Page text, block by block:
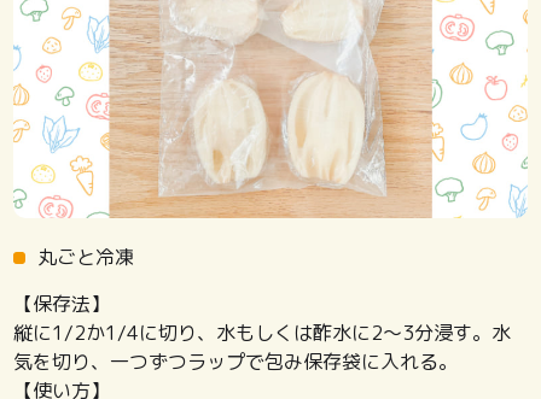
丸ごと冷凍
【保存法】
縦に1/2か1/4に切り、水もしくは酢水に2〜3分浸す。水
気を切り、一つずつラップで包み保存袋に入れる。
【使い方】